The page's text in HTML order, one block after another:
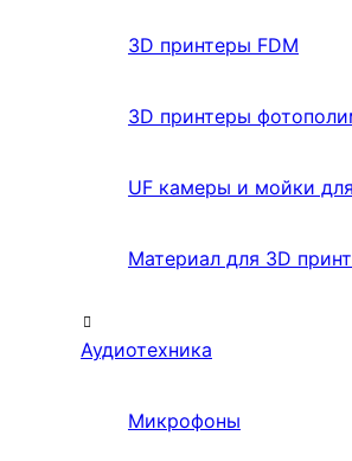
3D принтеры FDM
3D принтеры
UF камеры и мойки
Материал для 3D
Аудиотехника
Микрофоны